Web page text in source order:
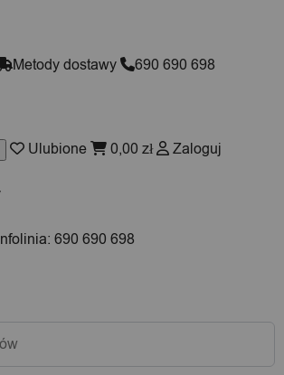
Metody dostawy 690 690 698
Ulubione 0,00 zł
Zaloguj
690 690 698